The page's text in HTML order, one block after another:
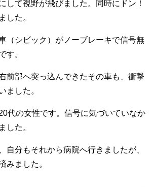
して視野が飛びました。同時にドン！
した。
（シビック）がノーブレーキで信号無
す。
前部へ突っ込んできたその車も、衝撃
ました。
代の女性です。信号に気づいていなか
した。
自分もそれから病院へ行きましたが、
みました。